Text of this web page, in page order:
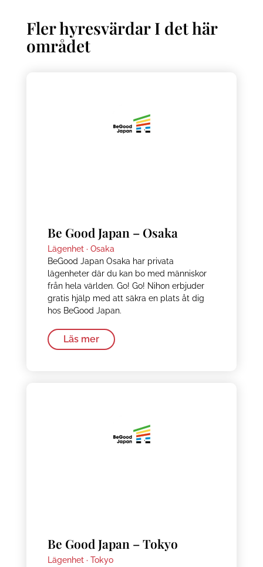
Fler hyresvärdar I det här
området
Be Good Japan – Osaka
Lägenhet · Osaka
BeGood Japan Osaka har privata
lägenheter där du kan bo med människor
från hela världen. Go! Go! Nihon erbjuder
gratis hjälp med att säkra en plats åt dig
hos BeGood Japan.
Läs mer
Be Good Japan – Tokyo
Lägenhet · Tokyo